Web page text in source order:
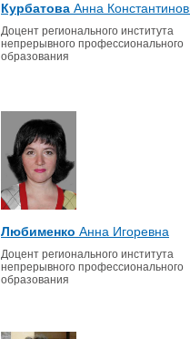
Курбатова Анна
Доцент регионального института
непрерывного профессионального
образования
Любименко Анна Игоревна
Доцент регионального института
непрерывного профессионального
образования